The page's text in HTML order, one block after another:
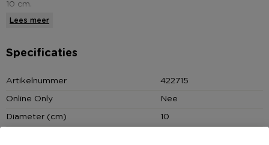
10 cm.
heleboel soorten kaarsen. Leuk om kaarsen in verschillende
kleuren en formaten met elkaar te combineren. Op een
in je interieur.
Lees meer
Specificaties
Artikelnummer
422715
Online Only
Nee
Diameter (cm)
10